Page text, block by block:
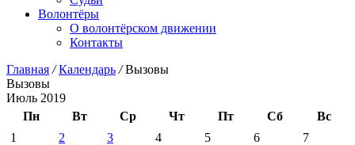
Волонтёры
О волонтёрском движении
Контакты
Главная / Календарь /Вызовы
Вызовы
Июль 2019
Пн
Вт Ср Чт Пт Сб
Вс
1
2 3 4 5 6
7